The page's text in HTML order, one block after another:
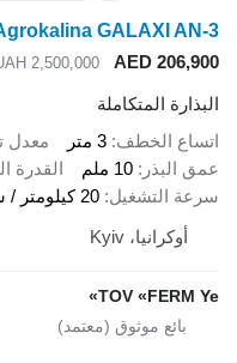
GALAXI AN-3
AED 206,900
2,500,000
البذارة المتكاملة
اتساع الخطف 3 متر معدل
عمق البذر
10 ملم القدرة
سرعة التشغيل 20 كيلومتر / ساعة
أوكرانيا، Kyiv
TOV «FERM Ye»